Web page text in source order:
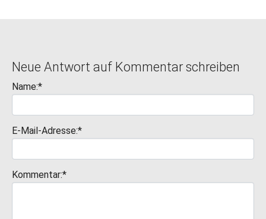
Neue Antwort auf Kommentar schreiben
Name:*
E-Mail-Adresse:*
Kommentar:*